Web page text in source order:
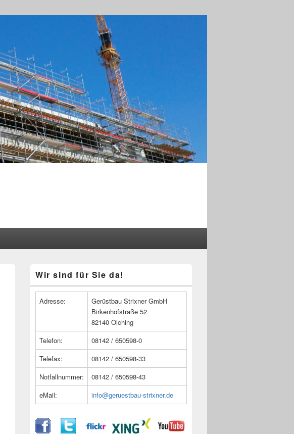
Seitenleisten
Widget-
Wir sind für Sie da!
Adresse:
Gerüstbau Strixner GmbH
Birkenhofstraße 52
82140 Olching
Telefon:
08142 / 650598-0
Telefax:
08142 / 650598-33
Notfallnummer:
08142 / 650598-43
eMail:
info@geruestbau-strixner.de